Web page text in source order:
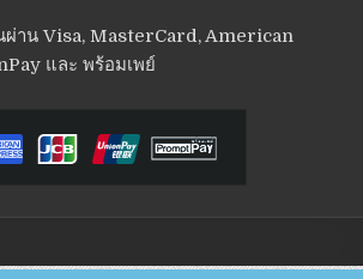
นผ่าน Visa, MasterCard, American
และ พร้อมเพย์